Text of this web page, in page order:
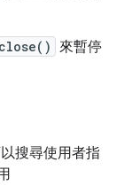
close() 來暫停
搜尋使用者指